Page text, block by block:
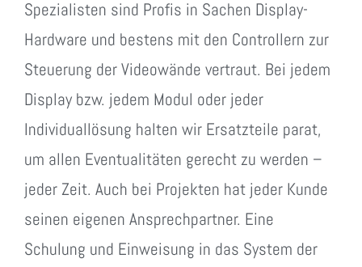
Spezialisten sind Profis in Sachen Display-
Hardware und bestens mit den Controllern zur
Steuerung der Videowände vertraut. Bei jedem
Display bzw. jedem Modul oder jeder
Individuallösung halten wir Ersatzteile parat,
um allen Eventualitäten gerecht zu werden –
jeder Zeit. Auch bei Projekten hat jeder Kunde
seinen eigenen Ansprechpartner. Eine
Schulung und Einweisung in das System der